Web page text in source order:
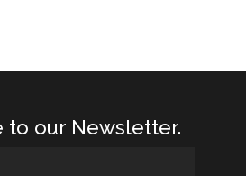
to our Newsletter.